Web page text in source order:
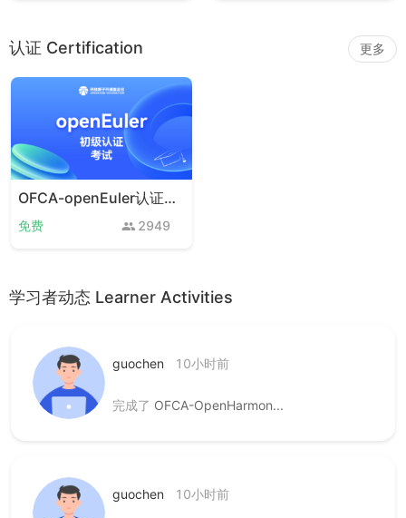
认证 Certification 更多
OFCA-openEuler认证考试
免费 2949
学习者动态 Learner Activities
guochen 10小时前
完成了 OFCA-OpenHarmon...
guochen 10小时前